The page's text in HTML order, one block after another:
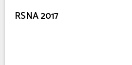
RSNA 2017